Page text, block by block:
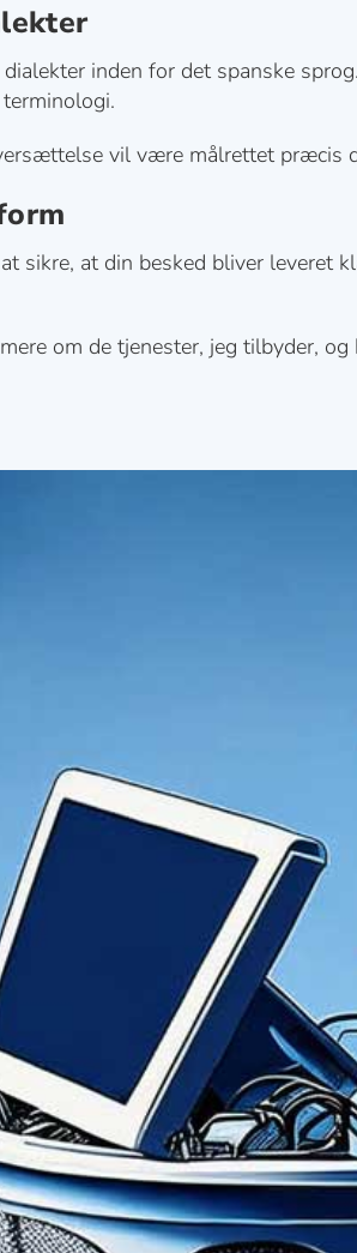
inden for det spanske
vil være målrettet præcis
sikre, at din besked bliver
om de tjenester, jeg tilbyder,